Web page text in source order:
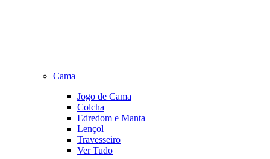
Cama
Jogo de Cama
Colcha
Edredom e Manta
Lençol
Travesseiro
Ver Tudo